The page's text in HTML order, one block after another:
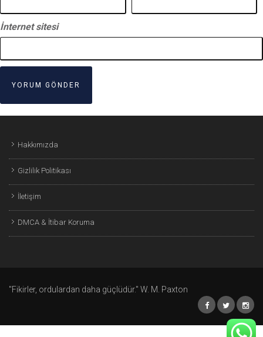
İnternet sitesi
Hakkımızda
Gizlilik Politikası
İletişim
DMCA & İtibar Koruma
"Fikirler, ordulardan daha güçlüdür." W. M. Paxton